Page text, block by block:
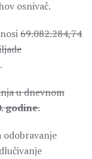
osnivač.
69.082.284,74
u dnevnom
godine.
odobravanje